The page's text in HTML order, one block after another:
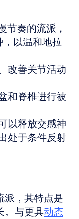
节奏的流派，
以温和地拉
改善关节活动
和脊椎进行被
以释放交感神
处于条件反射
派，其特点是
。与更具动态